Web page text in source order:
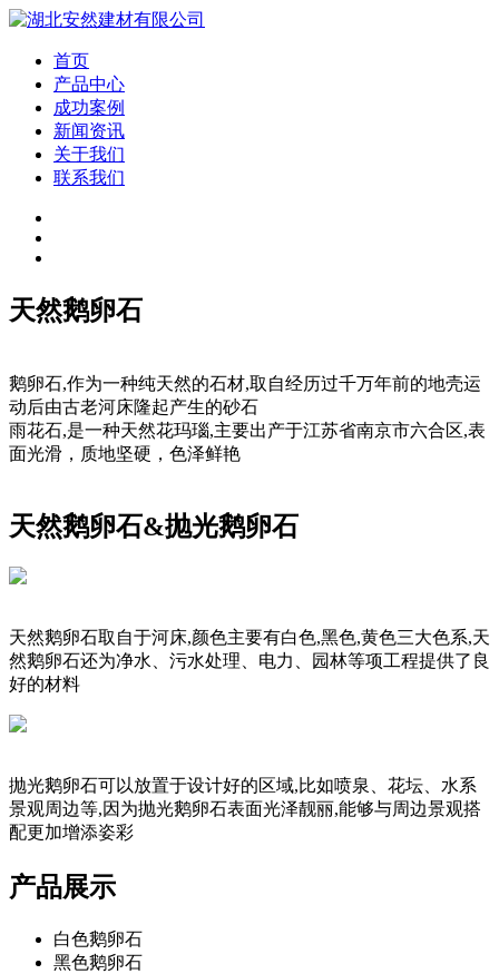
首页
产品中心
成功案例
新闻资讯
关于我们
联系我们
天然鹅卵石
鹅卵石,作为一种纯天然的石材,取自经历过千万年前的地壳运
动后由古老河床隆起产生的砂石
雨花石,是一种天然花玛瑙,主要出产于江苏省南京市六合区,表
面光滑，质地坚硬，色泽鲜艳
天然鹅卵石&抛光鹅卵石
天然鹅卵石取自于河床,颜色主要有白色,黑色,黄色三大色系,天
然鹅卵石还为净水、污水处理、电力、园林等项工程提供了良
好的材料
抛光鹅卵石可以放置于设计好的区域,比如喷泉、花坛、水系
景观周边等,因为抛光鹅卵石表面光泽靓丽,能够与周边景观搭
配更加增添姿彩
产品展示
白色鹅卵石
黑色鹅卵石